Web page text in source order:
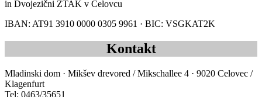
in Dvojezični ZTAK v Celovcu
IBAN: AT91 3910 0000 0305 9961 · BIC: VSGKAT2K
Kontakt
Mladinski dom · Mikšev drevored / Mikschallee 4 · 9020 Celovec /
Klagenfurt
Tel: 0463/35651